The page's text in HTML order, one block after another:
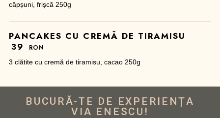
căpșuni, frișcă 250g
PANCAKES CU CREMĂ DE TIRAMISU
39
RON
3 clătite cu cremă de tiramisu, cacao 250g
BUCURĂ-TE DE EXPERIENȚA
VIA ENESCU!